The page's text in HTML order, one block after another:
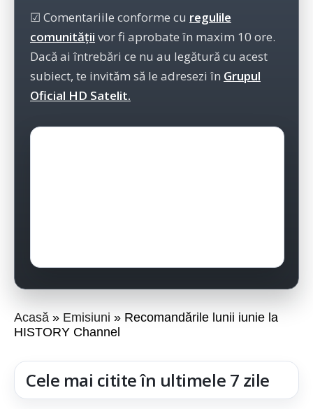
☑ Comentariile conforme cu regulile
comunității vor fi aprobate în maxim 10 ore.
Dacă ai întrebări ce nu au legătură cu acest
subiect, te invităm să le adresezi în Grupul
Oficial HD Satelit.
Acasă Emisiuni
Recomandările lunii iunie la
HISTORY Channel
Cele mai citite în ultimele 7 zile